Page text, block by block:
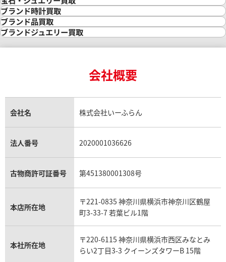
金の相場価格情報
金の参考買取価格一覧
インゴット買取
インゴットの相場価格情報
24金買取
金貨買取
貴金属買取
銀・シルバー買取
パラジウム買取
宝石・ジュエリー買取
ダイヤモンド買取
ダイヤモンド・宝石の参考価格一覧
リング・結婚指輪買取
エメラルド買取
トパーズ買取
タンザナイト買取
キャッツアイ買取
アクアマリン買取
ブランド時計買取
時計買取
ロレックス買取
ロレックス デイトナ買取
ロレックス サブマリーナー買取
ロレックス エクスプローラー買取
ロレックス デイトジャスト買取
パテック フィリップノーチラス買取
ヴァシュロン・コンスタンタン買取
オメガ買取
カルティエ買取
フランク ミュラー買取
リシャール・ミル買取
パネライ買取
チューダー（チュードル）買取
ブランド品買取
ブランド買取
シャネル マトラッセ買取
セリーヌ買取
プラダ買取
ブランドジュエリー買取
ヴァンクリーフ＆アーペル買取
ショーメ買取
ダミアーニ買取
モーブッサン買取
会社概要
会社名 株式会社いーふらん
法人番号 2020001036626
古物商許可証番号 第451380001308号
本店所在地
〒221-0835 神奈川県横浜市神奈川区鶴屋
町3-33-7 若葉ビル1階
本社所在地
〒220-6115 神奈川県横浜市西区みなとみ
らい2丁目3-3 クイーンズタワーB 15階